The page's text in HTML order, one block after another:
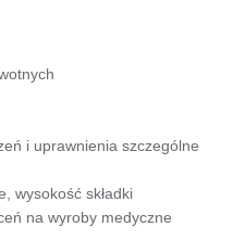
i uprawnienia szczególne
wysokość składki
na wyroby medyczne